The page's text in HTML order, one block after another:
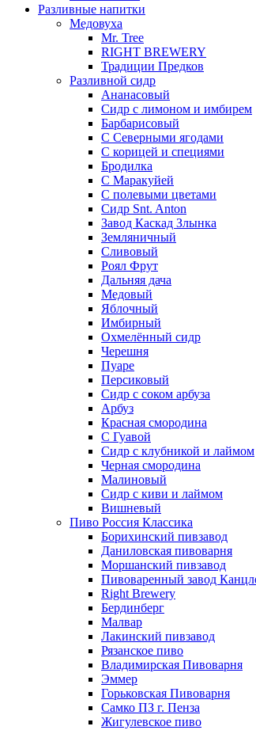
Разливные напитки
Медовуха
Mr. Tree
RIGHT BREWERY
Традиции Предков
Разливной сидр
Ананасовый
Сидр с лимоном и имбирем
Барбарисовый
С Северными ягодами
С корицей и специями
Бродилка
С Маракуйей
С полевыми цветами
Cидр Snt. Anton
Завод Каскад Злынка
Земляничный
Сливовый
Роял Фрут
Дальняя дача
Медовый
Яблочный
Имбирный
Охмелённый сидр
Черешня
Пуаре
Персиковый
Сидр с соком арбуза
Арбуз
Красная смородина
С Гуавой
Сидр с клубникой и лаймом
Черная смородина
Малиновый
Сидр с киви и лаймом
Вишневый
Пиво Россия Классика
Борихинский пивзавод
Даниловская пивоварня
Моршанский пивзавод
Пивоваренный завод
Right Brewery
Бердинберг
Малвар
Лакинский пивзавод
Рязанское пиво
Владимирская Пивоварня
Эммер
Горьковская Пивоварня
Самко ПЗ г. Пенза
Жигулевское пиво